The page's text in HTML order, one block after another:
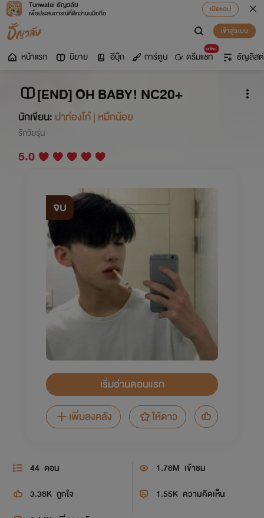
Tunwalai ธัญวลัย
เพื่อประสบการณ์ที่ดีกว่าบนมือถือ
เปิดแอป
เข้าสู่ระบบ
หน้าแรก นิยาย อีบุ๊ก การ์ตูน
มาใหม่
ดรีมแชท ธัญลิสต์
[END] OH BABY! NC20+
นักเขียน: ปาท่องโก๋ | หมึกน้อย
รักวัยรุ่น
5.0
จบ
เริ่มอ่านตอนแรก
เพิ่มลงคลัง
ให้ดาว
44 ตอน 1.78M เข้าชม
3.38K ถูกใจ 1.55K ความคิดเห็น